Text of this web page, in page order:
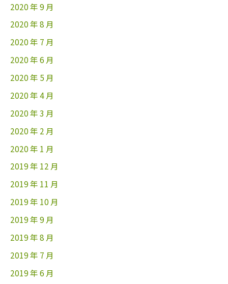
2020 年 9 月
2020 年 8 月
2020 年 7 月
2020 年 6 月
2020 年 5 月
2020 年 4 月
2020 年 3 月
2020 年 2 月
2020 年 1 月
2019 年 12 月
2019 年 11 月
2019 年 10 月
2019 年 9 月
2019 年 8 月
2019 年 7 月
2019 年 6 月